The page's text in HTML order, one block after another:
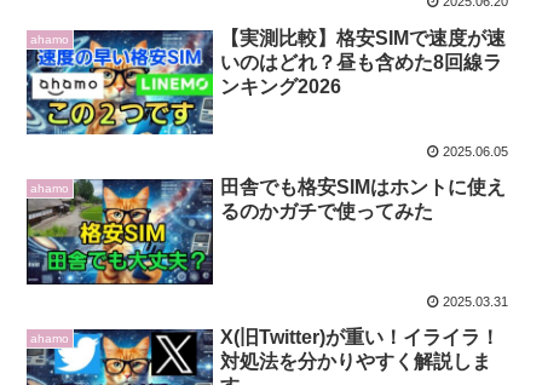
ahamo
【実測比較】格安SIMで速度が速
いのはどれ？昼も含めた8回線ラ
ンキング2026
2025.06.05
ahamo
田舎でも格安SIMはホントに使え
るのかガチで使ってみた
2025.03.31
ahamo
X(旧Twitter)が重い！イライラ！
対処法を分かりやすく解説しま